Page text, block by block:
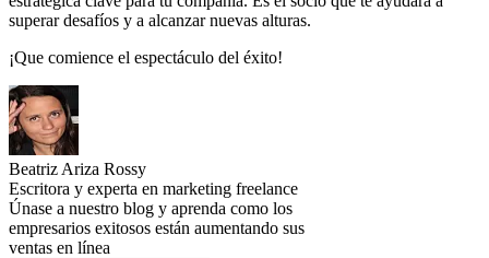
superar desafíos y a alcanzar nuevas alturas.
¡Que comience el espectáculo del éxito!
Beatriz Ariza Rossy
Escritora y experta en marketing freelance
Únase a nuestro blog y aprenda como los
empresarios exitosos están aumentando sus
ventas en línea